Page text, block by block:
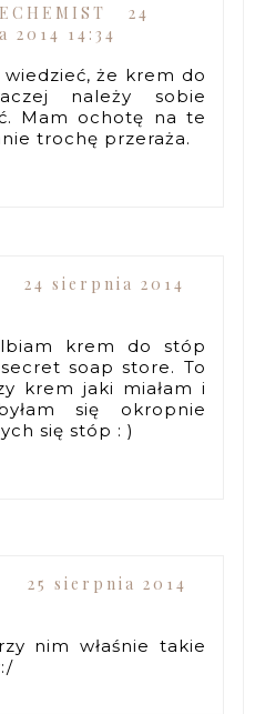
24
2014 14:34
że krem do
należy sobie
Mam ochotę na te
trochę przeraża.
24 sierpnia 2014
krem do stóp
soap store. To
krem jaki miałam i
się okropnie
się stóp : )
25 sierpnia 2014
nim właśnie takie